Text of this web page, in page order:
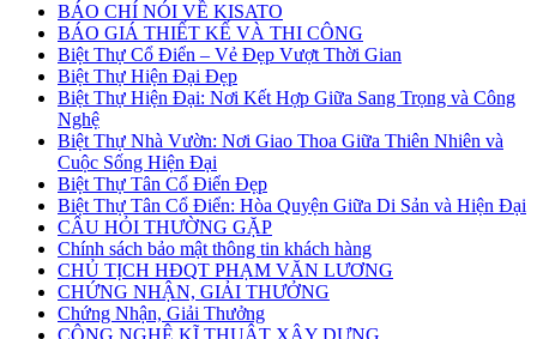
BÁO CHÍ NÓI VỀ KISATO
BÁO GIÁ THIẾT KẾ VÀ THI CÔNG
Biệt Thự Cổ Điển – Vẻ Đẹp Vượt Thời Gian
Biệt Thự Hiện Đại Đẹp
Biệt Thự Hiện Đại: Nơi Kết Hợp Giữa Sang Trọng và Công
Nghệ
Biệt Thự Nhà Vườn: Nơi Giao Thoa Giữa Thiên Nhiên và
Cuộc Sống Hiện Đại
Biệt Thự Tân Cổ Điển Đẹp
Biệt Thự Tân Cổ Điển: Hòa Quyện Giữa Di Sản và Hiện Đại
CÂU HỎI THƯỜNG GẶP
Chính sách bảo mật thông tin khách hàng
CHỦ TỊCH HĐQT PHẠM VĂN LƯƠNG
CHỨNG NHẬN, GIẢI THƯỞNG
Chứng Nhận, Giải Thưởng